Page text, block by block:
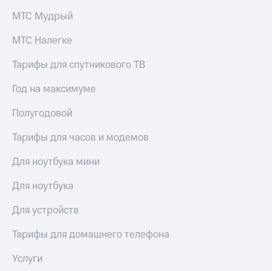
МТС Мудрый
МТС Налегке
Тарифы для спутникового ТВ
Год на максимуме
Полугодовой
Тарифы для часов и модемов
Для ноутбука мини
Для ноутбука
Для устройств
Тарифы для домашнего телефона
Услуги